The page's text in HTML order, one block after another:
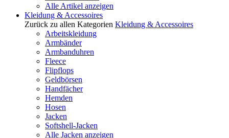
Alle Artikel anzeigen
Kleidung & Accessoires
Zurück zu allen Kategorien Kleidung & Accessoires
Arbeitskleidung
Armbänder
Armbanduhren
Fleece
Flipflops
Geldbörsen
Handfächer
Hemden
Hosen
Jacken
Softshell-Jacken
Alle Jacken anzeigen